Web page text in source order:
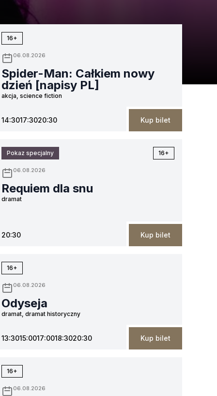
sierpnia
16+
06.08.2026
Spider-Man: Całkiem nowy
dzień [napisy PL]
akcja, science fiction
14:3017:3020:30 Kup bilet
Pokaz specjalny 16+
06.08.2026
Requiem dla snu
dramat
20:30 Kup bilet
16+
06.08.2026
Odyseja
dramat, dramat historyczny
13:3015:0017:0018:3020:30 Kup bilet
16+
06.08.2026